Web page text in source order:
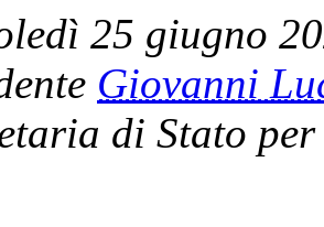
25 giugno
Giovanni
di Stato